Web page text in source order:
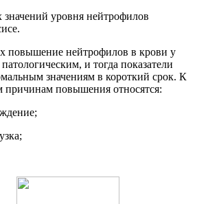
уровня нейтрофилов
повышение нейтрофилов в крови у
и тогда показатели
значениям в короткий срок. К
причинам повышения относятся: